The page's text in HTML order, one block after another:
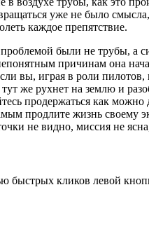
уже не было
каждое препятствие.
были не трубы, а
причинам она
вы, играя в роли пилотов,
тут же рухнет на землю и
продержаться как
продлите жизнь своему
не видно, миссия не
быстрых кликов левой